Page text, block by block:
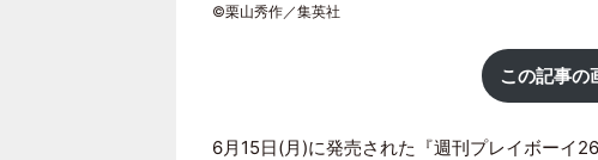
©栗山秀作／集英社
この記事の
6月15日(月)に発売された『週刊プレイボーイ26